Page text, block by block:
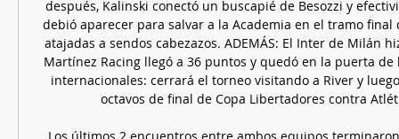
después, Kalinski conectó un buscapié de Besozzi y
debió aparecer para salvar a la Academia en el tramo final
atajadas a sendos cabezazos. ADEMÁS: El Inter de Milán
Martínez Racing llegó a 36 puntos y quedó en la puerta de
internacionales: cerrará el torneo visitando a River y
octavos de final de Copa Libertadores contra
Los últimos 2 encuentros entre ambos equipos